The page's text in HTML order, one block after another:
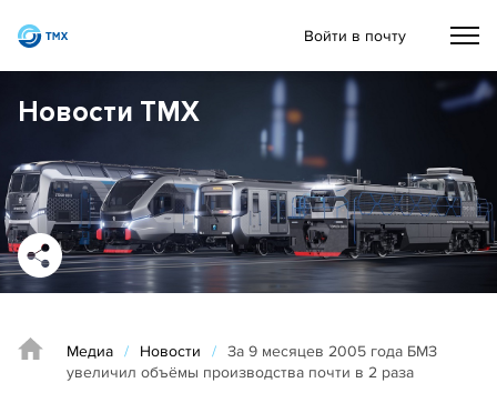
Войти в почту
Новости ТМХ
Медиа / Новости / За 9 месяцев 2005 года БМЗ
увеличил объёмы производства почти в 2 раза